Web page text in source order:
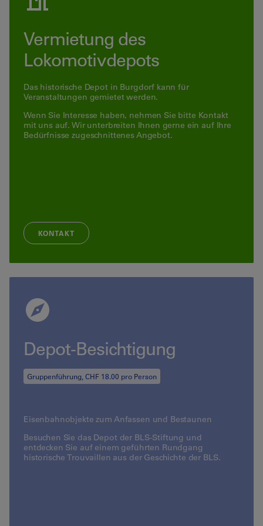
Vermietung des
Lokomotivdepots
Das historische Depot in Burgdorf kann für
Veranstaltungen gemietet werden.
Wenn Sie Interesse haben, nehmen Sie bitte Kontakt
mit uns auf. Wir unterbreiten Ihnen gerne ein auf Ihre
Bedürfnisse zugeschnittenes Angebot.
KONTAKT
Depot-Besichtigung
Gruppenführung, CHF 18.00 pro Person
Eisenbahnobjekte zum Anfassen und Bestaunen
Besuchen Sie das Depot der BLS-Stiftung und
entdecken Sie auf einem geführten Rundgang
historische Trouvaillen aus der Geschichte der BLS.